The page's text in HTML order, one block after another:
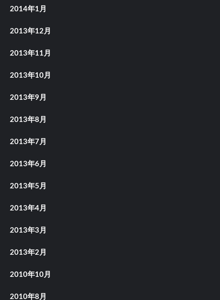
2014年1月
2013年12月
2013年11月
2013年10月
2013年9月
2013年8月
2013年7月
2013年6月
2013年5月
2013年4月
2013年3月
2013年2月
2010年10月
2010年8月